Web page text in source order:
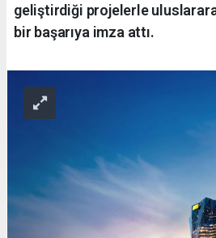
geliştirdiği projelerle
bir başarıya imza attı.